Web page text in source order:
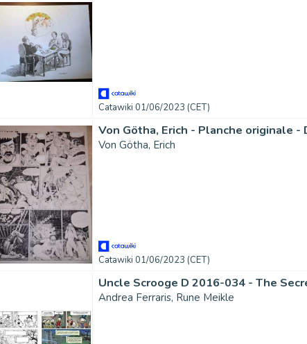
Catawiki 01/06/2023 (CET)
Von Götha, Erich
Catawiki 01/06/2023 (CET)
Andrea Ferraris, Rune Meikle